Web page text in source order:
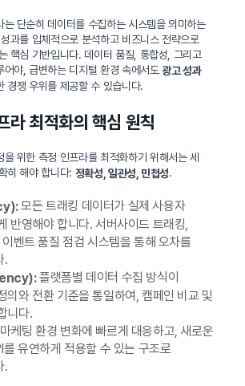
는 단순히 데이터를 수집하는 시스템을 의미하는
과를 입체적으로 분석하고 비즈니스 전략으로
핵심 기반입니다. 데이터 품질, 통합성, 그리고
어야, 급변하는 디지털 환경 속에서도광고 성과
경쟁 우위를 제공할 수 있습니다.
라 최적화의 핵심 원칙
을 위한 측정 인프라를 최적화하기 위해서는 세
히 해야 합니다: 정확성, 일관성, 민첩성.
모든 트래킹 데이터가 실제 사용자
반영해야 합니다. 서버사이드 트래킹,
벤트 품질 점검 시스템을 통해 오차를
.
플랫폼별 데이터 수집 방식이
의와 전환 기준을 통일하여, 캠페인 비교 및
니다.
케팅 환경 변화에 빠르게 대응하고, 새로운
유연하게 적용할 수 있는 구조로
.